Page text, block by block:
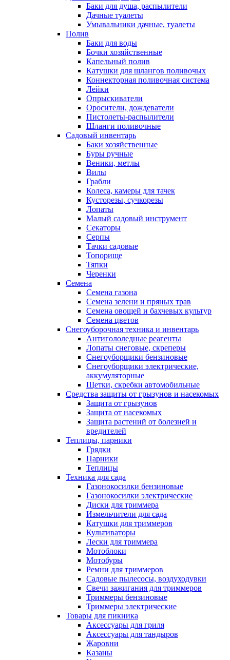
Баки для душа, распылители
Дачные туалеты
Умывальники дачные, туалеты
Полив
Баки для воды
Бочки хозяйственные
Капельный полив
Катушки для шлангов поливочых
Коннекторная поливочная система
Лейки
Опрыскиватели
Оросители, дождеватели
Пистолеты-распылители
Шланги поливочные
Садовый инвентарь
Баки хозяйственные
Буры ручные
Веники, метлы
Вилы
Грабли
Колеса, камеры для тачек
Кусторезы, сучкорезы
Лопаты
Малый садовый инструмент
Секаторы
Серпы
Тачки садовые
Топорище
Тяпки
Черенки
Семена
Семена газона
Семена зелени и пряных трав
Семена овощей и бахчевых культур
Семена цветов
Снегоуборочная техника и инвентарь
Антигололедные реагенты
Лопаты снеговые, скреперы
Снегоуборщики бензиновые
Снегоуборщики электрические,
аккумуляторные
Щетки, скребки автомобильные
Средства защиты от грызунов и насекомых
Защита от грызунов
Защита от насекомых
Защита растений от болезней и
вредителей
Теплицы, парники
Грядки
Парники
Теплицы
Техника для сада
Газонокосилки бензиновые
Газонокосилки электрические
Диски для триммера
Измельчители для сада
Катушки для триммеров
Культиваторы
Лески для триммера
Мотоблоки
Мотобуры
Ремни для триммеров
Садовые пылесосы, воздуходувки
Свечи зажигания для триммеров
Триммеры бензиновые
Триммеры электрические
Товары для пикника
Аксессуары для гриля
Аксессуары для тандыров
Жаровни
Казаны